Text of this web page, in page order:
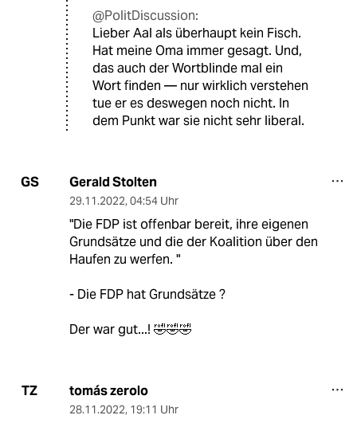
@PolitDiscussion:
Lieber Aal als überhaupt kein Fisch.
Hat meine Oma immer gesagt. Und,
das auch der Wortblinde mal ein
Wort finden — nur wirklich verstehen
tue er es deswegen noch nicht. In
dem Punkt war sie nicht sehr liberal.
GS Gerald Stolten
29.11.2022, 04:54 Uhr
"Die FDP ist offenbar bereit, ihre eigenen
Grundsätze und die der Koalition über den
Haufen zu werfen. "
- Die FDP hat Grundsätze ?
Der war gut...! 🤣🤣🤣
TZ tomás zerolo
28.11.2022, 19:11 Uhr